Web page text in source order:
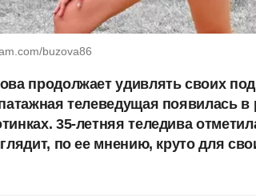
buzova86
продолжает удивлять своих
телеведущая появилась
35-летняя теледива
по ее мнению, круто для